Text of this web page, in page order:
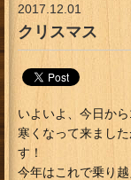
2017.12.01
クリスマス
いよいよ、今日から
寒くなって来まし
す！
今年はこれで乗り